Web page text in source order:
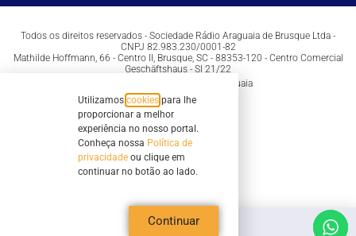
Todos os direitos reservados - Sociedade Rádio Araguaia de Brusque Ltda -
CNPJ 82.983.230/0001-82
Mathilde Hoffmann, 66 - Centro II, Brusque, SC - 88353-120 - Centro Comercial
Geschäftshaus - Sl 21/22
Copyright © 2026 | Rádio Araguaia
Utilizamos cookies para lhe
proporcionar a melhor
experiência no nosso portal.
Conheça nossa Política de
privacidade ou clique em
continuar no botão ao lado.
Continuar